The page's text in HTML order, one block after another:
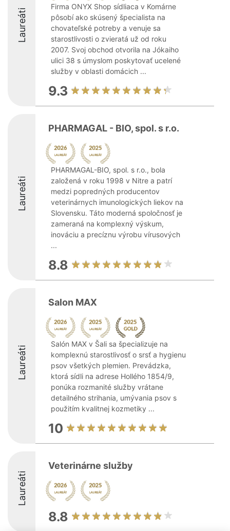
Laureáti
Firma ONYX Shop sídliaca v Komárne
pôsobí ako skúsený špecialista na
chovateľské potreby a venuje sa
starostlivosti o zvieratá už od roku
2007. Svoj obchod otvorila na Jókaiho
ulici 38 s úmyslom poskytovať ucelené
služby v oblasti domácich ...
9.3
Laureáti
PHARMAGAL - BIO, spol. s r.o.
PHARMAGAL-BIO, spol. s r.o., bola
založená v roku 1998 v Nitre a patrí
medzi popredných producentov
veterinárnych imunologických liekov na
Slovensku. Táto moderná spoločnosť je
zameraná na komplexný výskum,
inováciu a precíznu výrobu vírusových
...
8.8
Laureáti
Salon MAX
Salón MAX v Šali sa špecializuje na
komplexnú starostlivosť o srsť a hygienu
psov všetkých plemien. Prevádzka,
ktorá sídli na adrese Hollého 1854/9,
ponúka rozmanité služby vrátane
detailného strihania, umývania psov s
použitím kvalitnej kozmetiky ...
10
Laureáti
Veterinárne služby
8.8